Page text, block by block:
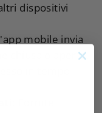
dispositivi
mobile invia
chiusa o aperta,